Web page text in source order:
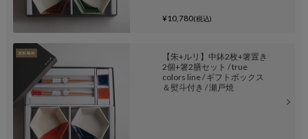
¥10,780(税込)
【朱+ルリ】中鉢2枚+箸置き
2個+箸2膳セット / true
colors line / ギフトボックス
＆熨斗付き / 瀬戸焼